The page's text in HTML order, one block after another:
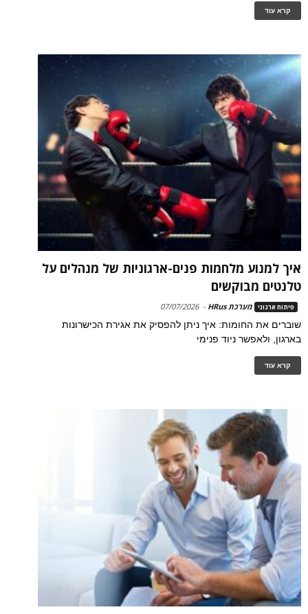
קרא עוד
איך למנוע מלחמות פנים-ארגוניות של מנהלים על
טלנטים מבוקשים
פיתוח ארגוני מערכת HRus -
07/07/2026
שוברים את החומות: איך ניתן להפסיק את אגירת הכישרונות
בארגון, ולאפשר ניוד פנימי
קרא עוד